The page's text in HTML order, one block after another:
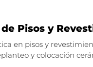
Pisos y
en pisos y
y colocación